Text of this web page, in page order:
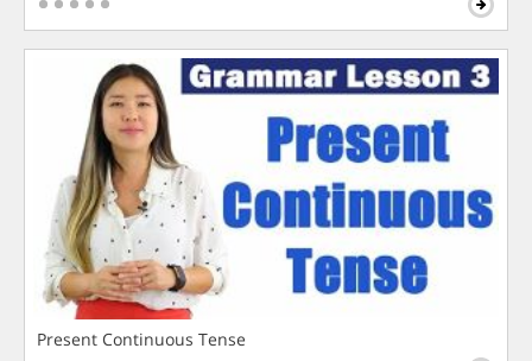
Present Continuous Tense